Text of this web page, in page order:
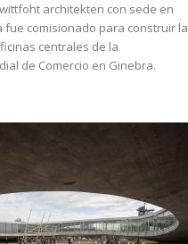
architekten con sede en
fue comisionado para construir la
centrales de la
de Comercio en Ginebra.